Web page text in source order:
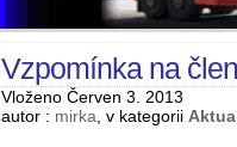
Vzpomínka na
Vloženo Červen 3. 2013
autor : mirka , v kategorii